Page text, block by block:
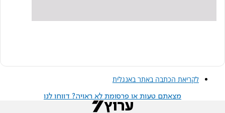
לקריאת הכתבה באתר באנגלית
מצאתם טעות או פרסומת לא ראויה? דווחו לנו